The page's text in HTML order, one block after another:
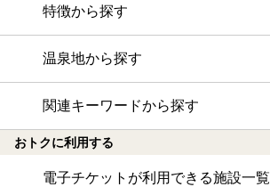
特徴から探す
温泉地から探す
関連キーワードから探す
おトクに利用する
電子チケットが利用できる施設一覧